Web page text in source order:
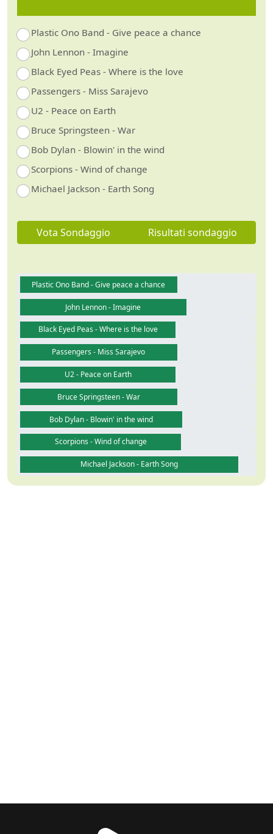
Plastic Ono Band - Give peace a chance
John Lennon - Imagine
Black Eyed Peas - Where is the love
Passengers - Miss Sarajevo
U2 - Peace on Earth
Bruce Springsteen - War
Bob Dylan - Blowin' in the wind
Scorpions - Wind of change
Michael Jackson - Earth Song
Vota Sondaggio Risultati sondaggio
Plastic Ono Band - Give peace a chance
John Lennon - Imagine
Black Eyed Peas - Where is the love
Passengers - Miss Sarajevo
U2 - Peace on Earth
Bruce Springsteen - War
Bob Dylan - Blowin' in the wind
Scorpions - Wind of change
Michael Jackson - Earth Song